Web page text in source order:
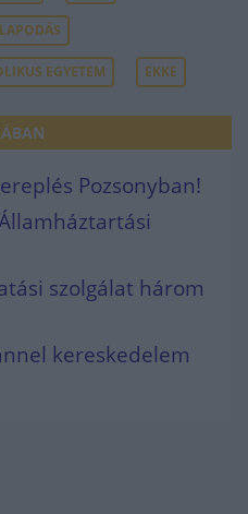
EGYETEM EKKE
Pozsonyban!
szolgálat három
kereskedelem